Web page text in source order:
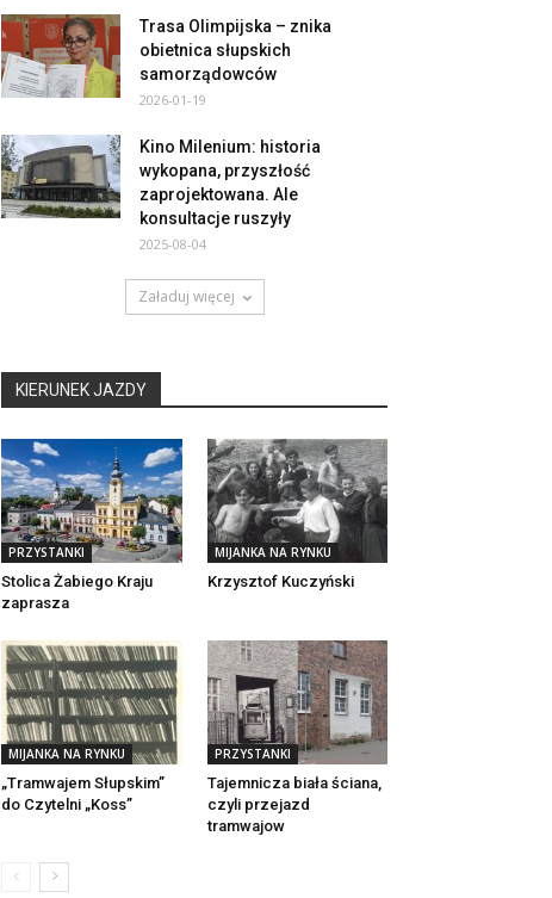
Trasa Olimpijska – znika
obietnica słupskich
samorządowców
2026-01-19
Kino Milenium: historia
wykopana, przyszłość
zaprojektowana. Ale
konsultacje ruszyły
2025-08-04
Załaduj więcej
KIERUNEK JAZDY
PRZYSTANKI
Stolica Żabiego Kraju
zaprasza
MIJANKA NA RYNKU
Krzysztof Kuczyński
MIJANKA NA RYNKU
„Tramwajem Słupskim”
do Czytelni „Koss”
PRZYSTANKI
Tajemnicza biała ściana,
czyli przejazd
tramwajow